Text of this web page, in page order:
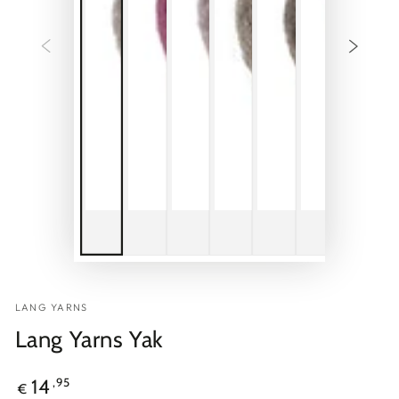
LANG YARNS
Lang Yarns Yak
Regulärer
€ 14 ,95